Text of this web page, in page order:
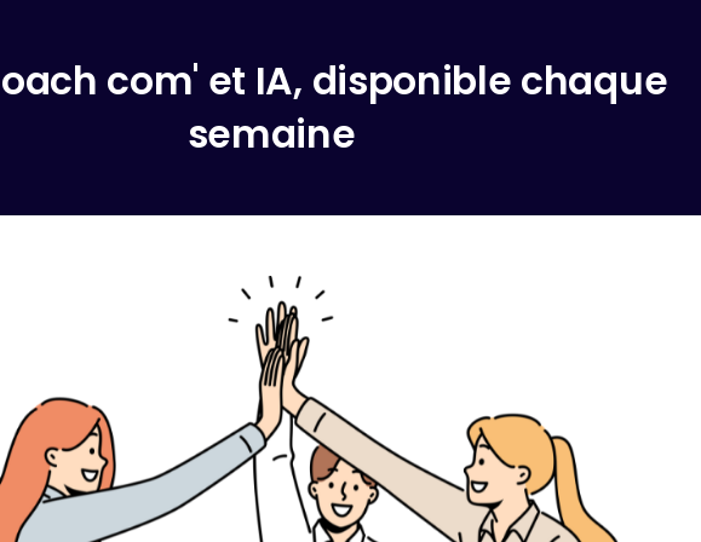
com' et IA, disponible chaque
semaine